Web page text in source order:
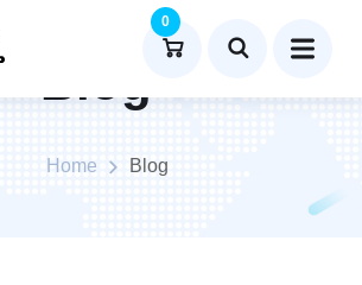
0
Blog
Home Blog